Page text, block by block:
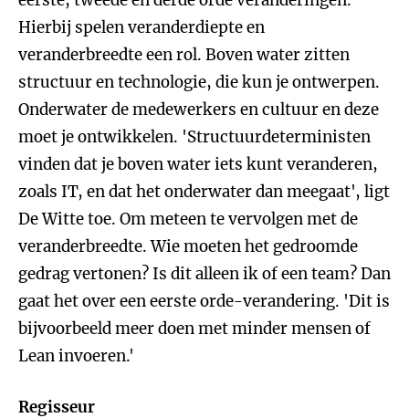
Hierbij spelen veranderdiepte en
veranderbreedte een rol. Boven water zitten
structuur en technologie, die kun je ontwerpen.
Onderwater de medewerkers en cultuur en deze
moet je ontwikkelen. 'Structuurdeterministen
vinden dat je boven water iets kunt veranderen,
zoals IT, en dat het onderwater dan meegaat', ligt
De Witte toe. Om meteen te vervolgen met de
veranderbreedte. Wie moeten het gedroomde
gedrag vertonen? Is dit alleen ik of een team? Dan
gaat het over een eerste orde-verandering. 'Dit is
bijvoorbeeld meer doen met minder mensen of
Lean invoeren.'
Regisseur